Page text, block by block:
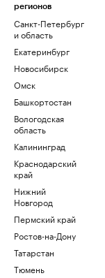
регионов
Санкт-Петербург
и область
Екатеринбург
Новосибирск
Омск
Башкортостан
Вологодская
область
Калининград
Краснодарский
край
Нижний
Новгород
Пермский край
Ростов-на-Дону
Татарстан
Тюмень